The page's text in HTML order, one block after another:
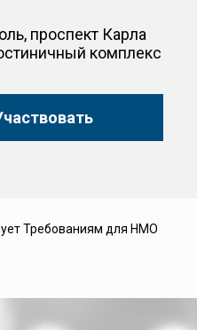
проспект Карла
комплекс
Требованиям для НМО